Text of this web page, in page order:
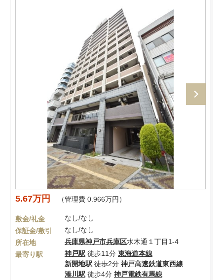
5.67万円 （管理費 0.966万円）
敷金/礼金
なし/なし
保証金/敷引
なし/なし
所在地
兵庫県神戸市兵庫区水木通１丁目1-4
最寄り駅
神戸駅 徒歩11分 東海道本線
新開地駅 徒歩2分 神戸高速鉄道東西線
湊川駅 徒歩4分 神戸電鉄有馬線